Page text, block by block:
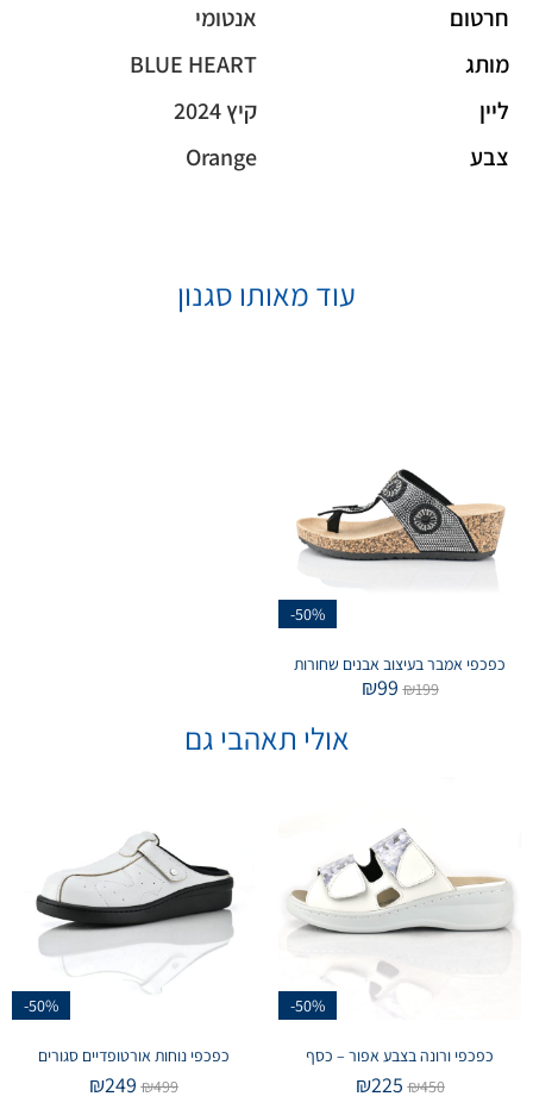
חרטום
אנטומי
מותג
BLUE HEART
ליין
קיץ 2024
צבע
Orange
עוד מאותו סגנון
-50%
כפכפי אמבר בעיצוב אבנים שחורות
₪199
₪99
אולי תאהבי גם
-50%
כפכפי ורונה בצבע אפור – כסף
₪450
₪225
-50%
כפכפי נוחות אורטופדיים סגורים
₪499
₪249